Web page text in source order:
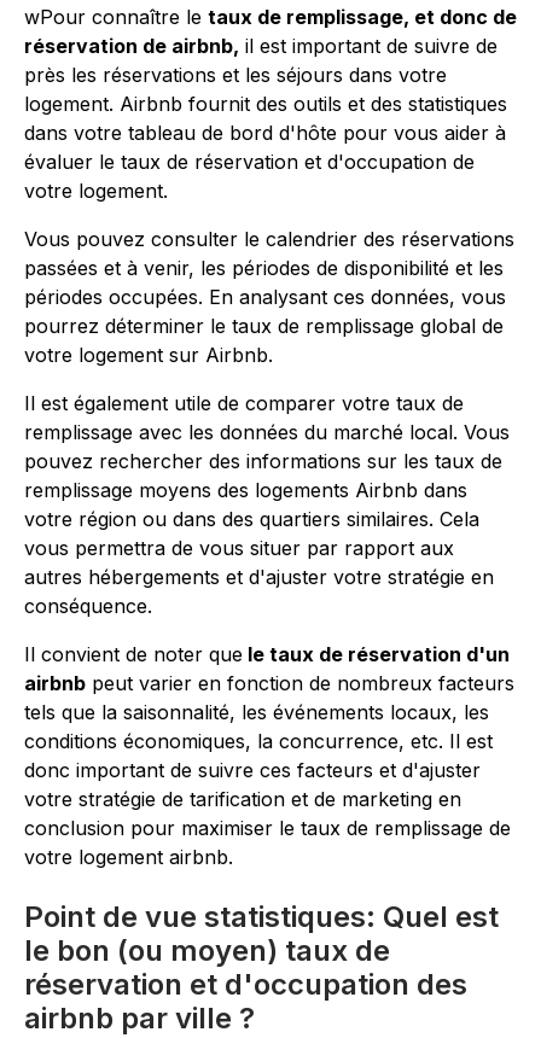
wPour connaître le taux de remplissage, et donc de
réservation de airbnb, il est important de suivre de
près les réservations et les séjours dans votre
logement. Airbnb fournit des outils et des statistiques
dans votre tableau de bord d'hôte pour vous aider à
évaluer le taux de réservation et d'occupation de
votre logement.
Vous pouvez consulter le calendrier des réservations
passées et à venir, les périodes de disponibilité et les
périodes occupées. En analysant ces données, vous
pourrez déterminer le taux de remplissage global de
votre logement sur Airbnb.
Il est également utile de comparer votre taux de
remplissage avec les données du marché local. Vous
pouvez rechercher des informations sur les taux de
remplissage moyens des logements Airbnb dans
votre région ou dans des quartiers similaires. Cela
vous permettra de vous situer par rapport aux
autres hébergements et d'ajuster votre stratégie en
conséquence.
Il convient de noter que le taux de réservation d'un
airbnb peut varier en fonction de nombreux facteurs
tels que la saisonnalité, les événements locaux, les
conditions économiques, la concurrence, etc. Il est
donc important de suivre ces facteurs et d'ajuster
votre stratégie de tarification et de marketing en
conclusion pour maximiser le taux de remplissage de
votre logement airbnb.
Point de vue statistiques: Quel est
le bon (ou moyen) taux de
réservation et d'occupation des
airbnb par ville ?